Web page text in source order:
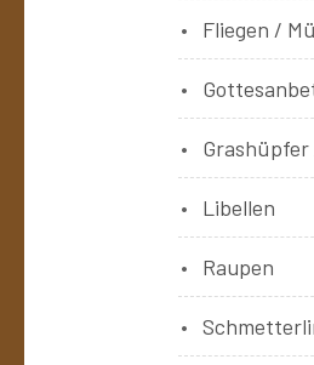
Fliegen /
Libellen
Raupen